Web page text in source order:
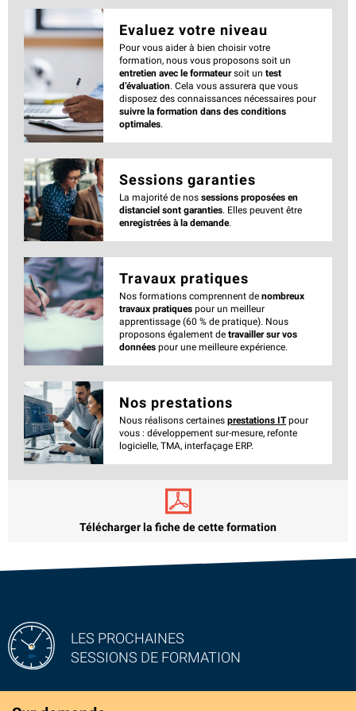
Evaluez votre niveau
Pour vous aider à bien choisir votre
formation, nous vous proposons soit un
entretien avec le formateursoit un test
d’évaluation. Cela vous assurera que vous
disposez des connaissances nécessaires pour
suivre la formation dans des conditions
optimales.
Sessions garanties
La majorité de nos sessions proposées en
distanciel sont garanties. Elles peuvent être
enregistrées à la demande.
Travaux pratiques
Nos formations comprennent de nombreux
travaux pratiques pour un meilleur
apprentissage (60 % de pratique). Nous
proposons également de travailler sur vos
données pour une meilleure expérience.
Nos prestations
Nous réalisons certaines prestations ITpour
vous : développement sur-mesure, refonte
logicielle, TMA, interfaçage ERP.
Télécharger la fiche de cette formation
LES PROCHAINES
SESSIONS DE FORMATION